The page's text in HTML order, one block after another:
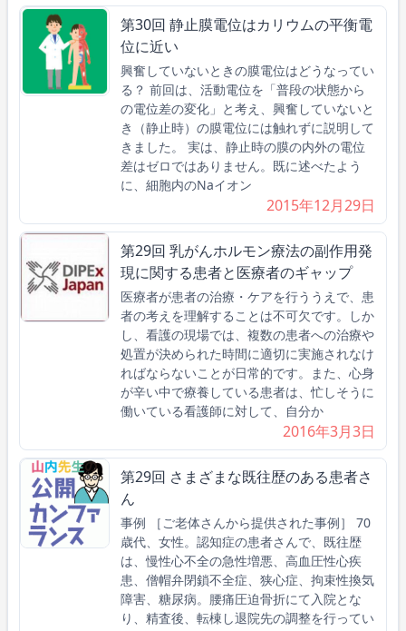
第30回 静止膜電位はカリウムの平衡電
位に近い
興奮していないときの膜電位はどうなってい
る？ 前回は、活動電位を「普段の状態から
の電位差の変化」と考え、興奮していないと
き（静止時）の膜電位には触れずに説明して
きました。 実は、静止時の膜の内外の電位
差はゼロではありません。既に述べたよう
に、細胞内のNaイオン
2015年12月29日
第29回 乳がんホルモン療法の副作用発
現に関する患者と医療者のギャップ
医療者が患者の治療・ケアを行ううえで、患
者の考えを理解することは不可欠です。しか
し、看護の現場では、複数の患者への治療や
処置が決められた時間に適切に実施されなけ
ればならないことが日常的です。また、心身
が辛い中で療養している患者は、忙しそうに
働いている看護師に対して、自分か
2016年3月3日
第29回 さまざまな既往歴のある患者さ
ん
事例 ［ご老体さんから提供された事例］ 70
歳代、女性。認知症の患者さんで、既往歴
は、慢性心不全の急性増悪、高血圧性心疾
患、僧帽弁閉鎖不全症、狭心症、拘束性換気
障害、糖尿病。腰痛圧迫骨折にて入院とな
り、精査後、転棟し退院先の調整を行ってい